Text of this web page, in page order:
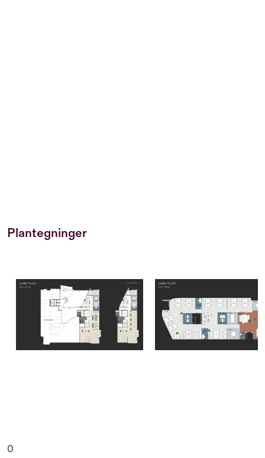
Plantegninger
0